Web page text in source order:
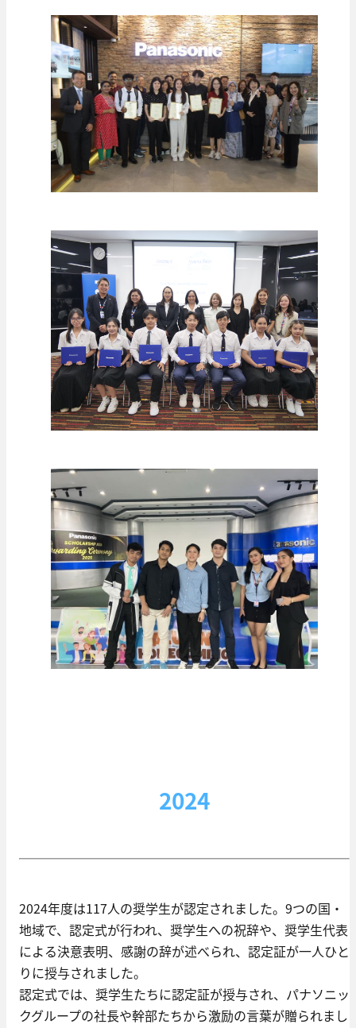
2024
2024年度は117人の奨学生が認定されました。9つの国・
地域で、認定式が行われ、奨学生への祝辞や、奨学生代表
による決意表明、感謝の辞が述べられ、認定証が一人ひと
りに授与されました。
認定式では、奨学生たちに認定証が授与され、パナソニッ
クグループの社長や幹部たちから激励の言葉が贈られまし